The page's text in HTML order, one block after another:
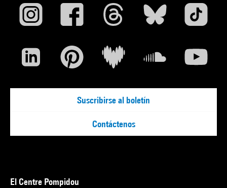
Suscribirse al boletín
Contáctenos
El Centre Pompidou